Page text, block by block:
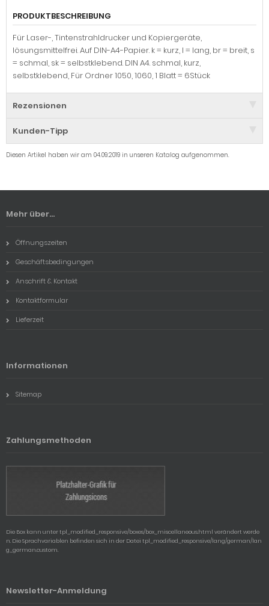
PRODUKTBESCHREIBUNG
Für Laser-, Tintenstrahldrucker und Kopiergeräte,
lösungsmittelfrei. Auf DIN-A4-Papier. k = kurz, l = lang, br = breit, s
= schmal, sk = selbstklebend. DIN A4. schmal, kurz,
selbstklebend, Für Ordner 1050, 1060, 1 Blatt = 6Stück
Rezensionen
Kunden-Tipp
Diesen Artikel haben wir am 04.09.2019 in unseren Katalog aufgenommen.
Mehr über...
Öffnungszeiten
Geschäftsbedingungen
Anschrift & Kontakt
Kontaktformular
Lieferzeit
Informationen
Sitemap
Zahlungsmethoden
Die Box kann unter tpl_modified_responsive/boxes/box_miscellaneous.html verändert werde
n. Die Sprachvariablen befinden sich in der Datei tpl_modified_responsive/lang/german/lan
g_german.custom.
Newsletter-Anmeldung